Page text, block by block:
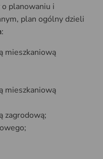
planowaniu i
plan ogólny dzieli
:
mieszkaniową
mieszkaniową
zagrodową;